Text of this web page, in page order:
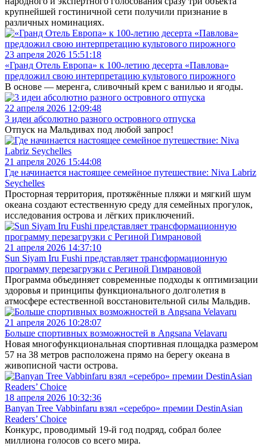
крупнейшей гостиничной сети получили признание в
различных номинациях.
23 апреля 2026 15:51:18
«Гранд Отель Европа» к 100-летию десерта «Павлова»
предложил свою интерпретацию культового пирожного
В основе — меренга, сливочный крем с ванилью и ягоды.
22 апреля 2026 12:09:48
3 идеи абсолютно разного островного отпуска
Отпуск на Мальдивах под любой запрос!
21 апреля 2026 15:44:08
Где начинается настоящее семейное путешествие: Niva Labriz
Seychelles
Просторная территория, протяжённые пляжи и мягкий шум
океана создают естественную среду для семейных прогулок,
исследования острова и лёгких приключений.
21 апреля 2026 14:37:10
Sun Siyam Iru Fushi представляет трансформационную
программу перезагрузки с Региной Гимрановой
Программа объединяет современные подходы к оптимизации
здоровья и принципы функционального долголетия в
атмосфере естественной восстановительной силы Мальдив.
21 апреля 2026 10:28:07
Больше спортивных возможностей в Angsana Velavaru
Новая многофункциональная спортивная площадка размером
57 на 38 метров расположена прямо на берегу океана в
живописной части острова.
18 апреля 2026 10:32:36
Banyan Tree Vabbinfaru взял «серебро» премии DestinAsian
Readers’ Choice
Конкурс, проводимый 19-й год подряд, собрал более
миллиона голосов со всего мира.